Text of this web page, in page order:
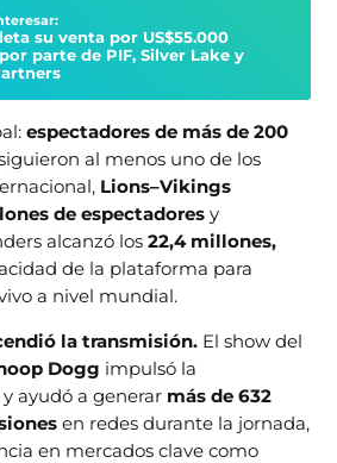
su venta por US$55.000
parte de PIF, Silver Lake y
espectadores de más de 200
al menos uno de los
Lions–Vikings
de espectadores y
alcanzó los22,4 millones,
de la plataforma para
a nivel mundial.
la transmisión. El show del
Dogg impulsó la
ayudó a generar más de 632
en redes durante la jornada,
en mercados clave como